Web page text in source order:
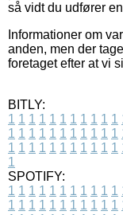
så vidt du udfører
Informationer om
anden, men der
foretaget efter at vi
BITLY:
1 1 1 1 1 1 1 1 1 1 1
1 1 1 1 1 1 1 1 1 1 1
1 1 1 1 1 1 1 1 1 1 1
1
SPOTIFY:
1 1 1 1 1 1 1 1 1 1 1
1 1 1 1 1 1 1 1 1 1 1